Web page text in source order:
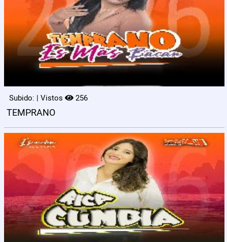
Subido: | Vistos 256
TEMPRANO